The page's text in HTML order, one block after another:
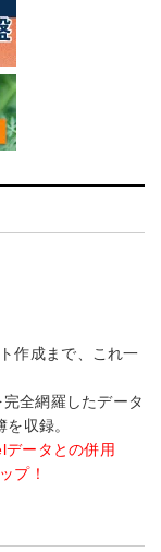
作成まで、これ一
全網羅したデータ
収録。
ータとの併用
プ！